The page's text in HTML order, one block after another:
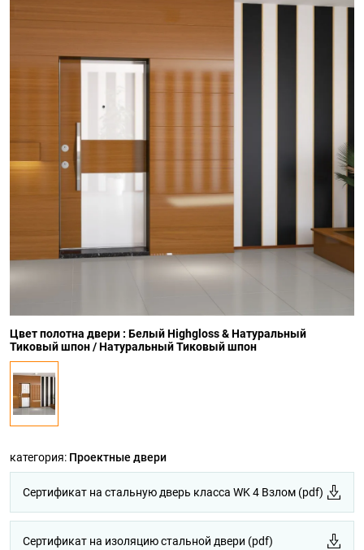
Цвет полотна двери : Белый Highgloss & Натуральный
Тиковый шпон / Натуральный Тиковый шпон
категория: Проектные двери
Сертификат на стальную дверь класса WK 4 Взлом (pdf)
Сертификат на изоляцию стальной двери (pdf)